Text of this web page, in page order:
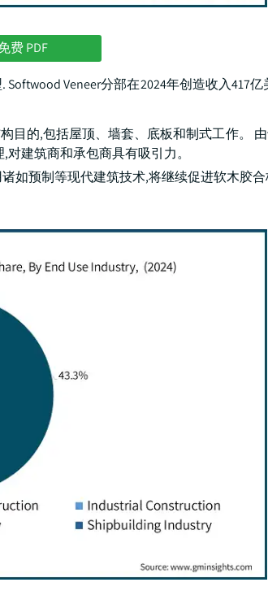
费 PDF
Veneer分部在2024年创造收入417亿
目的,包括屋顶、墙套、底板和制式工作。
建筑商和承包商具有吸引力。
如预制等现代建筑技术,将继续促进软木胶合